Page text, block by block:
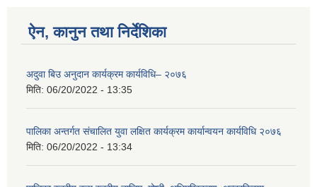
ऐन, कानुन तथा निर्देशिका
अदुवा बिउ अनुदान कार्यक्रम कार्यविधि– २०७६
मिति: 06/20/2022 - 13:35
पालिका अन्तर्गत संचालित युवा लक्षित कार्यक्रम कार्यान्वयन कार्यविधि २०७६
मिति: 06/20/2022 - 13:34